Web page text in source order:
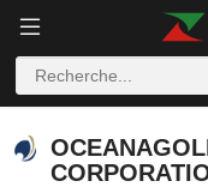
OCEANAGOLD